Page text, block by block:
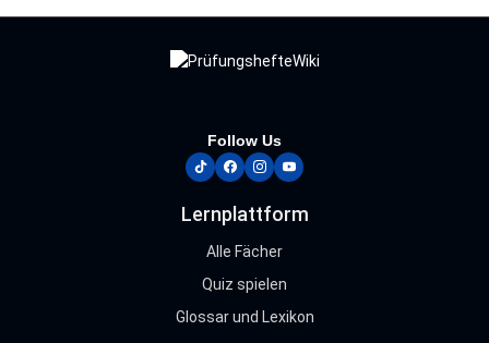
Follow Us
tiktokfacebook
instagram
youtube
Lernplattform
Alle Fächer
Quiz spielen
Glossar und Lexikon